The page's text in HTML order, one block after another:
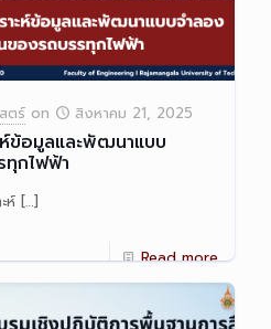
ตร์ on สิงหาคม 21, 2025
ห์ข้อมูลและพัฒนาแบบ
กไฟฟ้า
ห์ […]
Read more